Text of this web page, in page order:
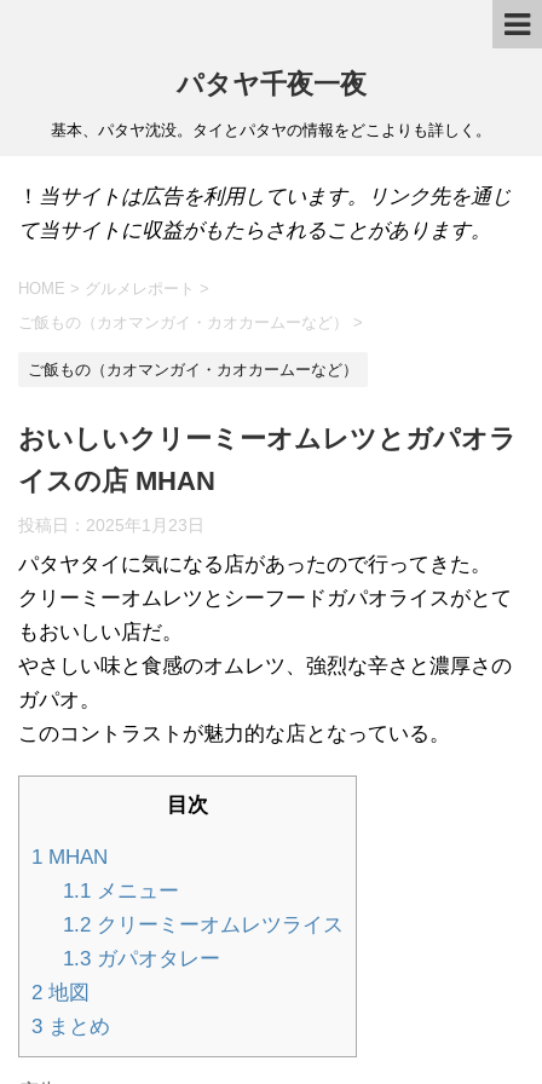
パタヤ千夜一夜
基本、パタヤ沈没。タイとパタヤの情報をどこよりも詳しく。
！ 当サイトは広告を利用しています。リンク先を通じ
て当サイトに収益がもたらされることがあります。
HOME > グルメレポート >
ご飯もの（カオマンガイ・カオカームーなど）
>
ご飯もの（カオマンガイ・カオカームーなど）
おいしいクリーミーオムレツとガパオラ
イスの店 MHAN
投稿日： 2025年1月23日
パタヤタイに気になる店があったので行ってきた。
クリーミーオムレツとシーフードガパオライスがとて
もおいしい店だ。
やさしい味と食感のオムレツ、強烈な辛さと濃厚さの
ガパオ。
このコントラストが魅力的な店となっている。
目次
1 MHAN
1.1メニュー
1.2クリーミーオムレツライス
1.3ガパオタレー
2 地図
3 まとめ